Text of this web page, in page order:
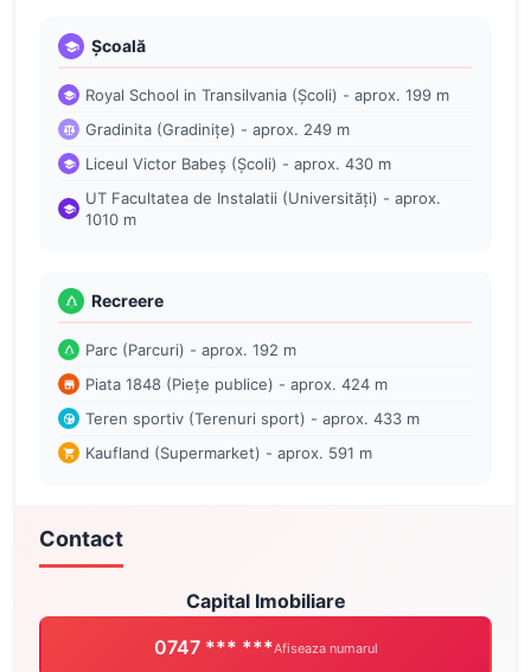
Școală
Royal School in Transilvania (Școli) - aprox. 199 m
Gradinita (Gradinițe) - aprox. 249 m
Liceul Victor Babeș (Școli) - aprox. 430 m
UT Facultatea de Instalatii (Universități) - aprox.
1010 m
Recreere
Parc (Parcuri) - aprox. 192 m
Piata 1848 (Piețe publice) - aprox. 424 m
Teren sportiv (Terenuri sport) - aprox. 433 m
Kaufland (Supermarket) - aprox. 591 m
Contact
Capital Imobiliare
0747 *** ***Afiseaza numarul